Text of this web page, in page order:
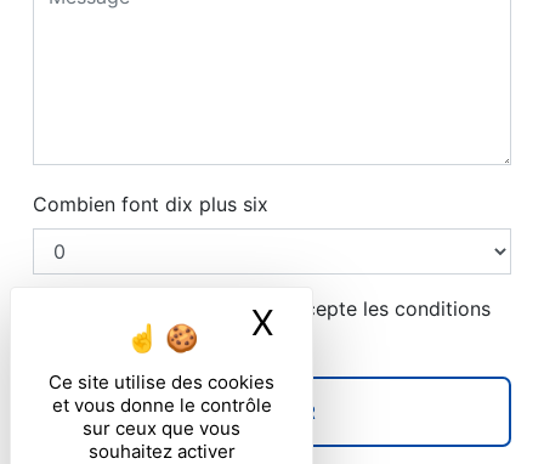
Ce site utilise des cookies
et vous donne le contrôle
sur ceux que vous
souhaitez activer
X Masquer le
Combien font dix plus six
En cochant cette case, j'accepte les conditions
particulières ci-dessous **
ENVOYER